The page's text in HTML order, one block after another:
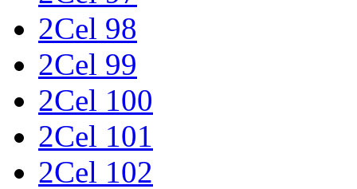
2Cel 98
2Cel 99
2Cel 100
2Cel 101
2Cel 102